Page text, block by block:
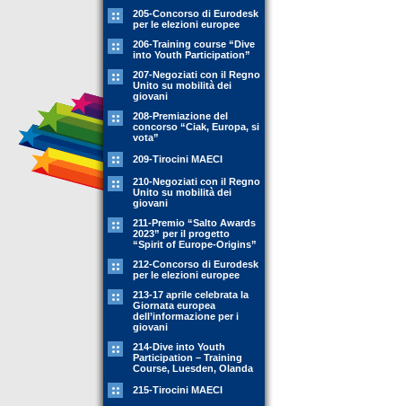
205-Concorso di Eurodesk
per le elezioni europee
206-Training course “Dive
into Youth Participation”
207-Negoziati con il Regno
Unito su mobilità dei
giovani
208-Premiazione del
concorso “Ciak, Europa, si
vota”
209-Tirocini MAECI
210-Negoziati con il Regno
Unito su mobilità dei
giovani
211-Premio “Salto Awards
2023” per il progetto
“Spirit of Europe-Origins”
212-Concorso di Eurodesk
per le elezioni europee
213-17 aprile celebrata la
Giornata europea
dell’informazione per i
giovani
214-Dive into Youth
Participation – Training
Course, Luesden, Olanda
215-Tirocini MAECI